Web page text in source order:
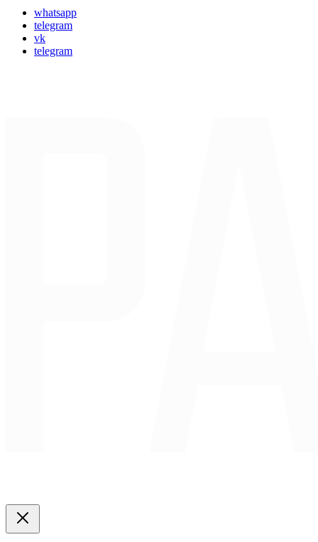
whatsapp
telegram
vk
telegram